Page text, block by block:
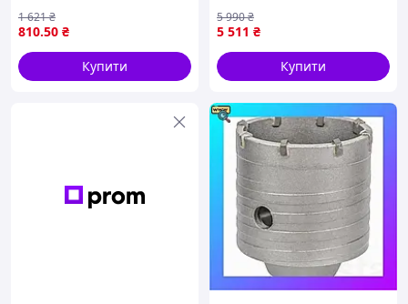
4241 набір 3 шт
810.50 ₴
1 621₴
Купити
5 511 ₴
5 990₴
Купити